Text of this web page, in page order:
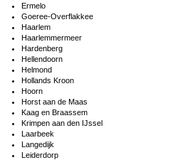
Ermelo
Goeree-Overflakkee
Haarlem
Haarlemmermeer
Hardenberg
Hellendoorn
Helmond
Hollands Kroon
Hoorn
Horst aan de Maas
Kaag en Braassem
Krimpen aan den IJssel
Laarbeek
Langedijk
Leiderdorp